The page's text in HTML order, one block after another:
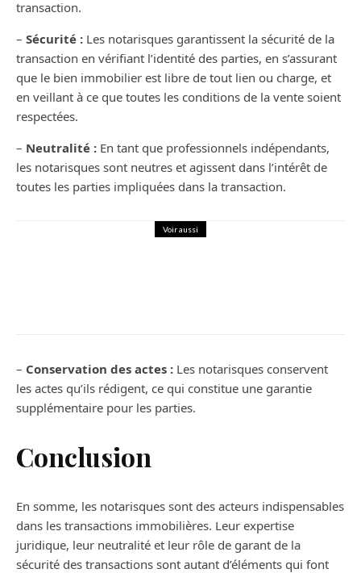
transaction.
– Sécurité : Les notarisques garantissent la sécurité de la
transaction en vérifiant l’identité des parties, en s’assurant
que le bien immobilier est libre de tout lien ou charge, et
en veillant à ce que toutes les conditions de la vente soient
respectées.
– Neutralité : En tant que professionnels indépendants,
les notarisques sont neutres et agissent dans l’intérêt de
toutes les parties impliquées dans la transaction.
Voir aussi
– Conservation des actes : Les notarisques conservent
les actes qu’ils rédigent, ce qui constitue une garantie
supplémentaire pour les parties.
Conclusion
En somme, les notarisques sont des acteurs indispensables
dans les transactions immobilières. Leur expertise
juridique, leur neutralité et leur rôle de garant de la
sécurité des transactions sont autant d’éléments qui font